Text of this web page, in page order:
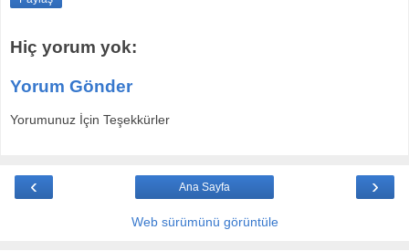
Hiç yorum yok:
Yorum Gönder
Yorumunuz İçin Teşekkürler
‹ ›
Ana Sayfa
Web sürümünü görüntüle